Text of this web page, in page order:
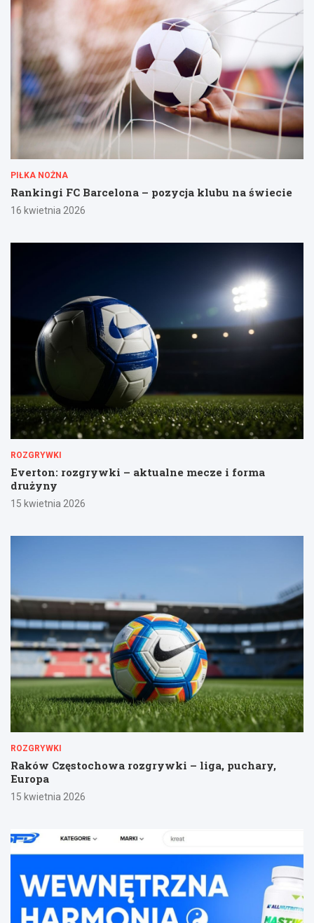
PIŁKA NOŻNA
Rankingi FC Barcelona – pozycja klubu na świecie
16 kwietnia 2026
ROZGRYWKI
Everton: rozgrywki – aktualne mecze i forma
drużyny
15 kwietnia 2026
ROZGRYWKI
Raków Częstochowa rozgrywki – liga, puchary,
Europa
15 kwietnia 2026